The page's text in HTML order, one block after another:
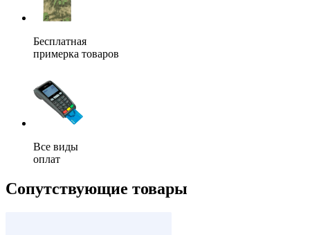
Бесплатная
примерка товаров
Все виды
оплат
Сопутствующие товары